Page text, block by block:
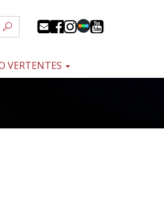
VERTENTES